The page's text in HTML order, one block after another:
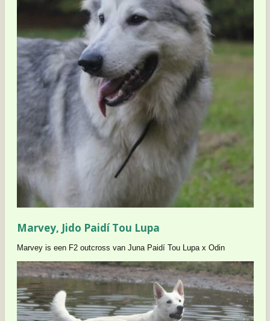
Marvey, Jido Paidí Tou Lupa
Marvey is een F2 outcross van Juna Paidí Tou Lupa x Odin